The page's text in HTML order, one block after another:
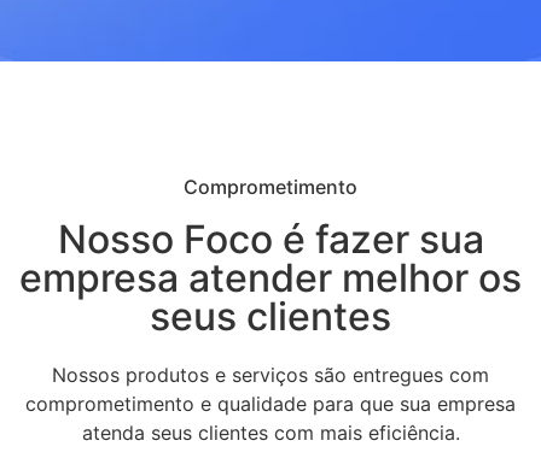
Comprometimento
Nosso Foco é fazer sua
empresa atender melhor os
seus clientes
Nossos produtos e serviços são entregues com
comprometimento e qualidade para que sua empresa
atenda seus clientes com mais eficiência.